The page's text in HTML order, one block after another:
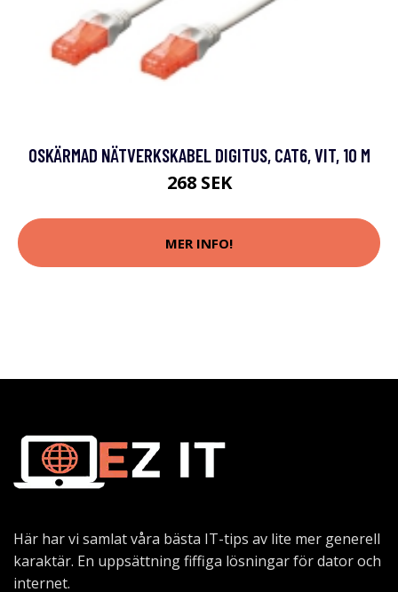
OSKÄRMAD NÄTVERKSKABEL DIGITUS, CAT6, VIT, 10 M
268 SEK
MER INFO!
Här har vi samlat våra bästa IT-tips av lite mer generell
karaktär. En uppsättning fiffiga lösningar för dator och
internet.